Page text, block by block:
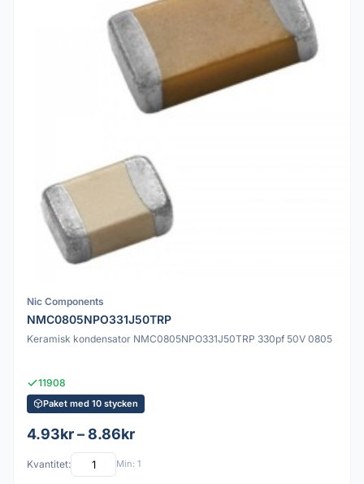
Nic Components
NMC0805NPO331J50TRP
Keramisk kondensator NMC0805NPO331J50TRP 330pf 50V 0805
11908
Paket med 10 stycken
4.93kr – 8.86kr
Kvantitet: Min: 1